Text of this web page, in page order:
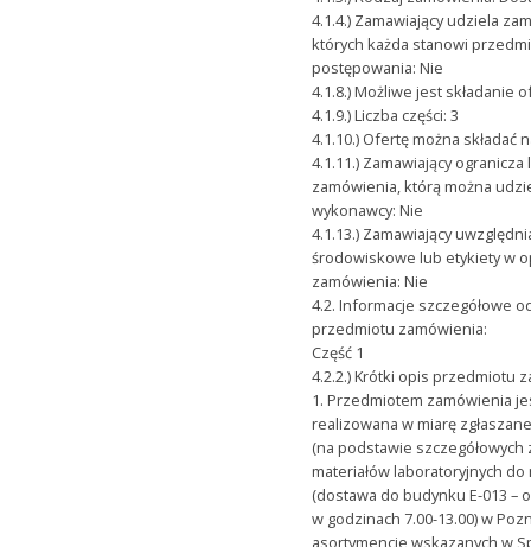
4.1.4.) Zamawiający udziela
których każda stanowi
postępowania: Nie
4.1.8.) Możliwe jest składanie
4.1.9.) Liczba części: 3
4.1.10.) Ofertę można składać
4.1.11.) Zamawiający ogranicza
zamówienia, którą można
wykonawcy: Nie
4.1.13.) Zamawiający
środowiskowe lub etykiety w
zamówienia: Nie
4.2. Informacje szczegółowe
przedmiotu zamówienia:
Część 1
4.2.2.) Krótki opis przedmiotu
1. Przedmiotem zamówienia
realizowana w miarę
(na podstawie
materiałów laboratoryjnych do
(dostawa do budynku E-013 –
w godzinach 7.00-13.00) w
asortymencie wskazanych w